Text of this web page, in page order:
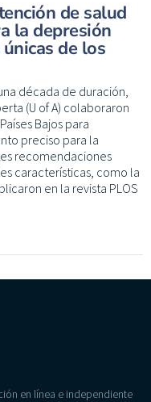
de salud
la depresión
de los
década de duración,
(U of A) colaboraron
Bajos para
preciso para la
recomendaciones
características, como la
en la revista PLOS
en línea e independiente